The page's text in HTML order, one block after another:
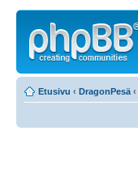
Etusivu ‹ DragonPesä ‹